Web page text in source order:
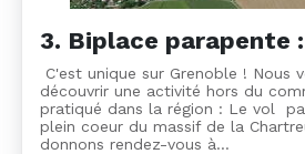
3. Biplace parapente
C'est unique sur Grenoble ! Nous
découvrir une activité hors du
pratiqué dans la région : Le vol
plein coeur du massif de la
donnons rendez-vous à…